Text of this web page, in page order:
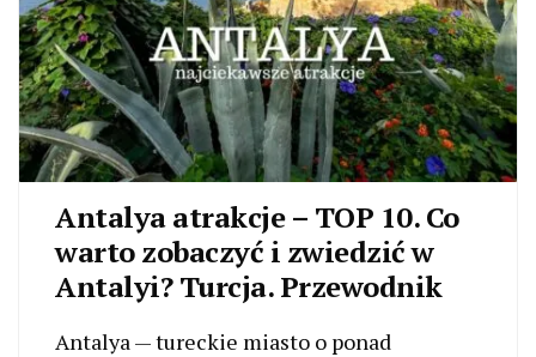
Antalya atrakcje – TOP 10. Co
warto zobaczyć i zwiedzić w
Antalyi? Turcja. Przewodnik
Antalya — tureckie miasto o ponad